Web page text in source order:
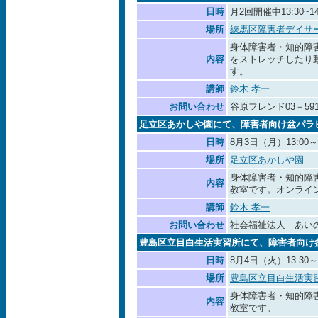
日時
月2回開催中
場所 練馬区障害者デイサ
内容
身体障害者・知的障
をストレッチしたり
す。
講師 鈴木 孝一
お問い合わせ 谷原フレンド03－
足立区あかしや園にて、障害者向け盆パ
日時 8月3日（月）13:00
場所 足立区あかしや園
内容
身体障害者・知的障
教室です。オンライ
講師 鈴木 孝一
お問い合わせ 社会福祉法人 あい
豊島区立目白生活実習所にて、障害者向
日時 8月4日（火）13:30
場所 豊島区立目白生活実
内容
身体障害者・知的障
教室です。